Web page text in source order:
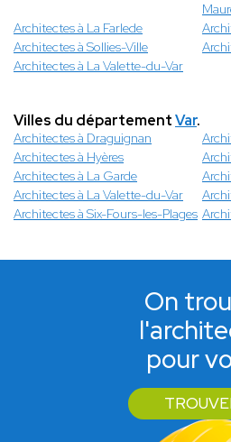
Architectes à La Farlede
Architectes à Sollies-Ville
Architectes à La Valette-du-Var
Villes du départementVar.
Architectes à Draguignan
Architectes à Hyères
Architectes à La Garde
Architectes à La Valette-du-Var
Architectes à Six-Fours-les-Plages
On
pour